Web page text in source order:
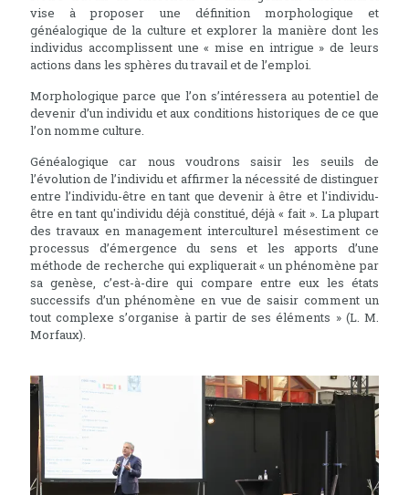
vise à proposer une définition morphologique et
généalogique de la culture et explorer la manière dont les
individus accomplissent une « mise en intrigue » de leurs
actions dans les sphères du travail et de l’emploi.
Morphologique parce que l’on s’intéressera au potentiel de
devenir d’un individu et aux conditions historiques de ce que
l’on nomme culture.
Généalogique car nous voudrons saisir les seuils de
l’évolution de l’individu et affirmer la nécessité de distinguer
entre l’individu-être en tant que devenir à être et l'individu-
être en tant qu'individu déjà constitué, déjà « fait ». La plupart
des travaux en management interculturel mésestiment ce
processus d’émergence du sens et les apports d’une
méthode de recherche qui expliquerait « un phénomène par
sa genèse, c’est-à-dire qui compare entre eux les états
successifs d’un phénomène en vue de saisir comment un
tout complexe s’organise à partir de ses éléments » (L. M.
Morfaux).